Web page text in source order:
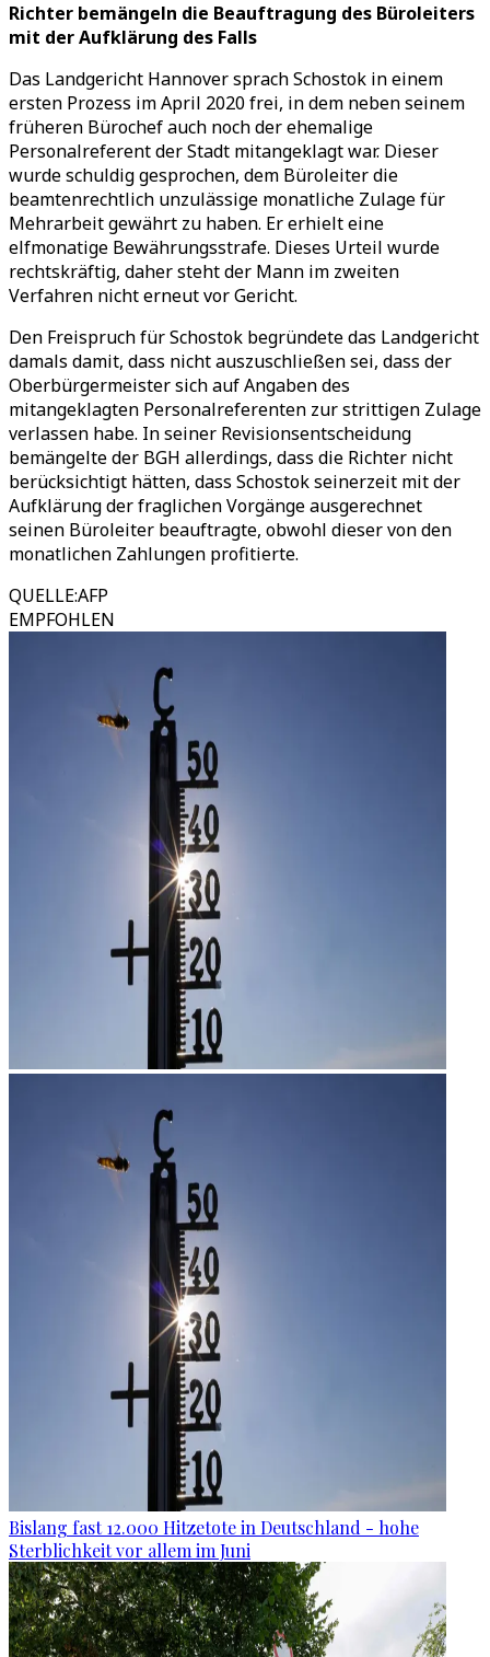
Richter bemängeln die Beauftragung des Büroleiters
mit der Aufklärung des Falls
Das Landgericht Hannover sprach Schostok in einem
ersten Prozess im April 2020 frei, in dem neben seinem
früheren Bürochef auch noch der ehemalige
Personalreferent der Stadt mitangeklagt war. Dieser
wurde schuldig gesprochen, dem Büroleiter die
beamtenrechtlich unzulässige monatliche Zulage für
Mehrarbeit gewährt zu haben. Er erhielt eine
elfmonatige Bewährungsstrafe. Dieses Urteil wurde
rechtskräftig, daher steht der Mann im zweiten
Verfahren nicht erneut vor Gericht.
Den Freispruch für Schostok begründete das Landgericht
damals damit, dass nicht auszuschließen sei, dass der
Oberbürgermeister sich auf Angaben des
mitangeklagten Personalreferenten zur strittigen Zulage
verlassen habe. In seiner Revisionsentscheidung
bemängelte der BGH allerdings, dass die Richter nicht
berücksichtigt hätten, dass Schostok seinerzeit mit der
Aufklärung der fraglichen Vorgänge ausgerechnet
seinen Büroleiter beauftragte, obwohl dieser von den
monatlichen Zahlungen profitierte.
QUELLE:AFP
EMPFOHLEN
Bislang fast 12.000 Hitzetote in Deutschland - hohe
Sterblichkeit vor allem im Juni